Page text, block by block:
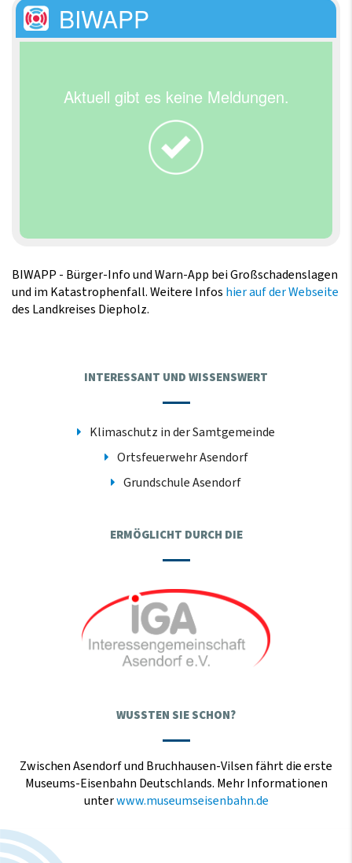
BIWAPP
Aktuell gibt es keine Meldungen.
BIWAPP - Bürger-Info und Warn-App bei Großschadenslagen
und im Katastrophenfall. Weitere Infos hier auf der Webseite
des Landkreises Diepholz.
INTERESSANT UND WISSENSWERT
Klimaschutz in der Samtgemeinde
Ortsfeuerwehr Asendorf
Grundschule Asendorf
ERMÖGLICHT DURCH DIE
WUSSTEN SIE SCHON?
Zwischen Asendorf und Bruchhausen-Vilsen fährt die erste
Museums-Eisenbahn Deutschlands. Mehr Informationen
unterwww.museumseisenbahn.de